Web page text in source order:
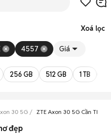
Xoá lọc
4557 Giá
256 GB 512 GB 1 TB
30 5G ZTE Axon 30 5G Cần Thơ
đẹp